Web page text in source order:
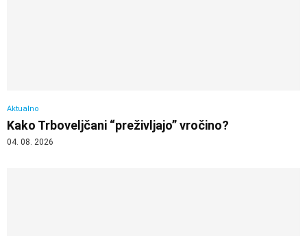
Aktualno
Kako Trboveljčani “preživljajo” vročino?
04. 08. 2026